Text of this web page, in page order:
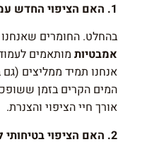
1. האם הציפוי החדש עמיד בפני מים רותחים?
בהחלט. החומרים
אמבטיותמותאמים
אנחנו תמיד ממליצים
המים הקרים בזמן
אורך חיי הציפוי והצנרת.
2. האם הציפוי בטיחותי למגע עם מזון?